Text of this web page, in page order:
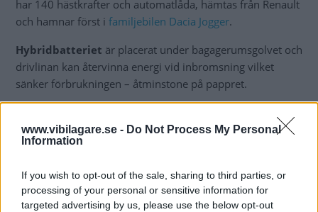
www.vibilagare.se - Do Not Process My Personal
Information
If you wish to opt-out of the sale, sharing to third parties, or
processing of your personal or sensitive information for
targeted advertising by us, please use the below opt-out
har 140 hästkrafter och automatlåda, hämtas från Renault
och hamnar först i familjebilen Dacia Jogger.
Hybridbatteriet är placerat under bagagerumsgolvet och
drivlinan kan återvinna energi vid inbromsning vilket
sänker förbrukningen – åtminstone på pappret.
återförsäljarna i mars. Prislappen är inte officiell, men
fordonsskatten under de första tre åren sjunker från minst